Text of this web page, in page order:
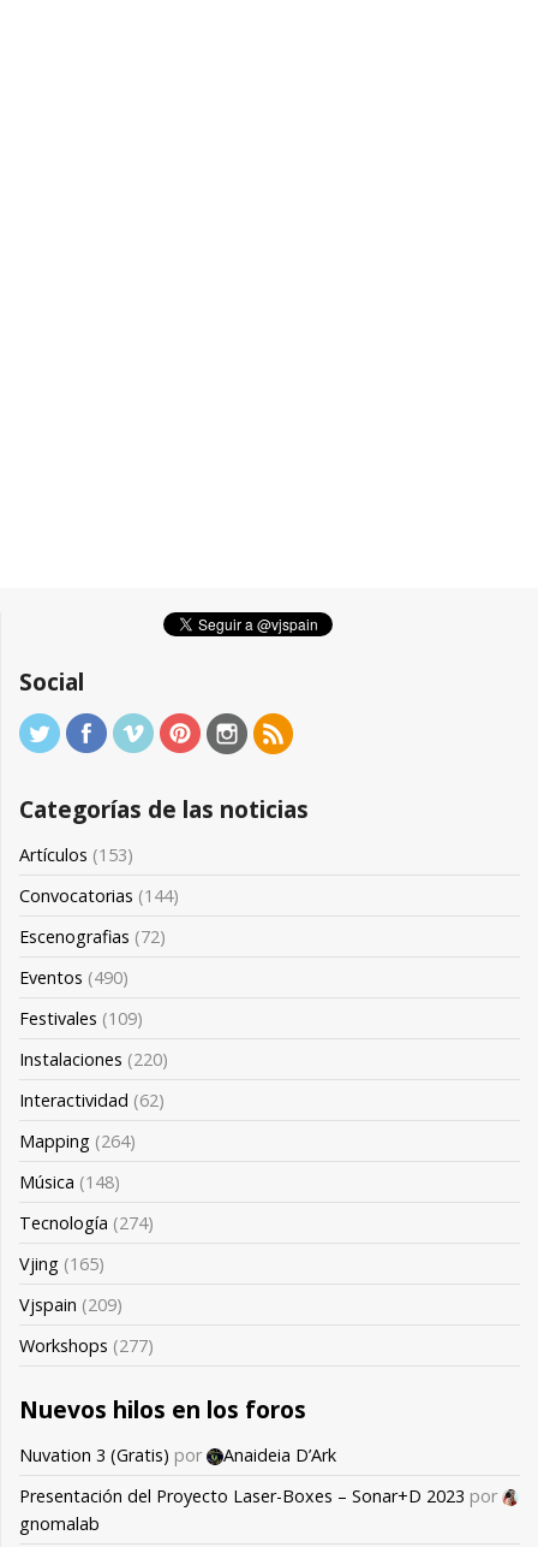
Social
Categorías de las noticias
Artículos (153)
Convocatorias (144)
Escenografias (72)
Eventos (490)
Festivales (109)
Instalaciones (220)
Interactividad (62)
Mapping (264)
Música (148)
Tecnología (274)
Vjing (165)
Vjspain (209)
Workshops (277)
Nuevos hilos en los foros
Nuvation 3 (Gratis) por
Anaideia D’Ark
Presentación del Proyecto Laser-Boxes – Sonar+D 2023 por
gnomalab